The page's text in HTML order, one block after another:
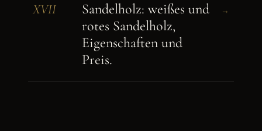
XVII
Sandelholz: weißes und
rotes Sandelholz,
Eigenschaften und
Preis.
→